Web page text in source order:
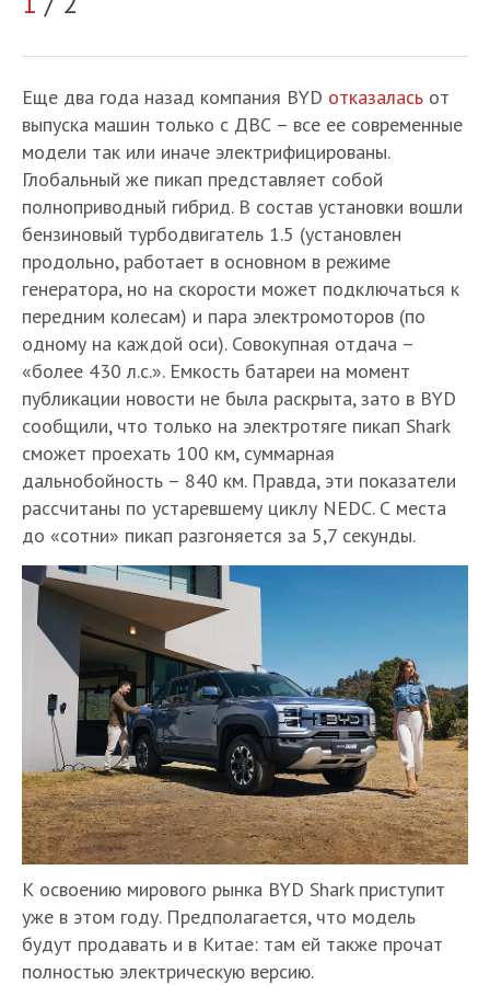
Еще два года назад компания BYD отказалась от
выпуска машин только с ДВС – все ее современные
модели так или иначе электрифицированы.
Глобальный же пикап представляет собой
полноприводный гибрид. В состав установки вошли
бензиновый турбодвигатель 1.5 (установлен
продольно, работает в основном в режиме
генератора, но на скорости может подключаться к
передним колесам) и пара электромоторов (по
одному на каждой оси). Совокупная отдача –
«более 430 л.с.». Емкость батареи на момент
публикации новости не была раскрыта, зато в BYD
сообщили, что только на электротяге пикап Shark
сможет проехать 100 км, суммарная
дальнобойность – 840 км. Правда, эти показатели
рассчитаны по устаревшему циклу NEDC. С места
до «сотни» пикап разгоняется за 5,7 секунды.
К освоению мирового рынка BYD Shark приступит
уже в этом году. Предполагается, что модель
будут продавать и в Китае: там ей также прочат
полностью электрическую версию.